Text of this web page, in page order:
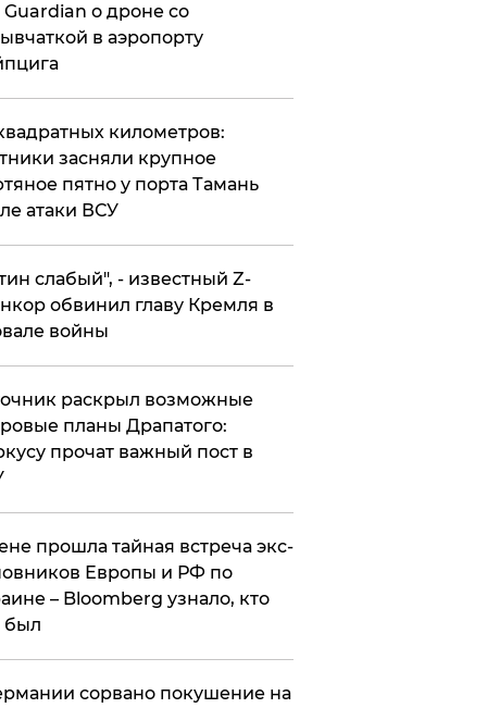
Guardian о дроне со
в аэропорту
километров:
засняли крупное
пятно у порта Тамань
атаки ВСУ
слабый", - известный Z-
обвинил главу Кремля в
войны
раскрыл возможные
планы Драпатого:
прочат важный пост в
прошла тайная встреча экс-
Европы и РФ по
– Bloomberg узнало, кто
был
сорвано покушение на